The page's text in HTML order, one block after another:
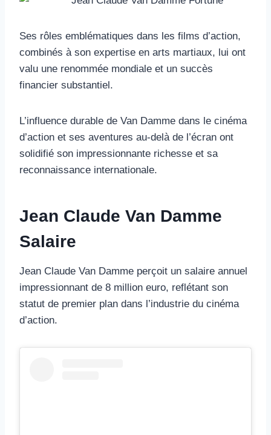
Ses rôles emblématiques dans les films d’action,
combinés à son expertise en arts martiaux, lui ont
valu une renommée mondiale et un succès
financier substantiel.
L’influence durable de Van Damme dans le cinéma
d’action et ses aventures au-delà de l’écran ont
solidifié son impressionnante richesse et sa
reconnaissance internationale.
Jean Claude Van Damme
Salaire
Jean Claude Van Damme perçoit un salaire annuel
impressionnant de 8 million euro, reflétant son
statut de premier plan dans l’industrie du cinéma
d’action.